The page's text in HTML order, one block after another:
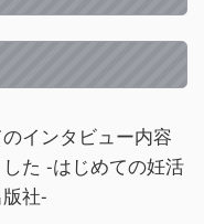
インタビュー内容
た -はじめての妊活
社-